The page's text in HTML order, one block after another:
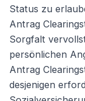
Status zu
Antrag
Sorgfalt
persönlichen
Antrag
desjenigen